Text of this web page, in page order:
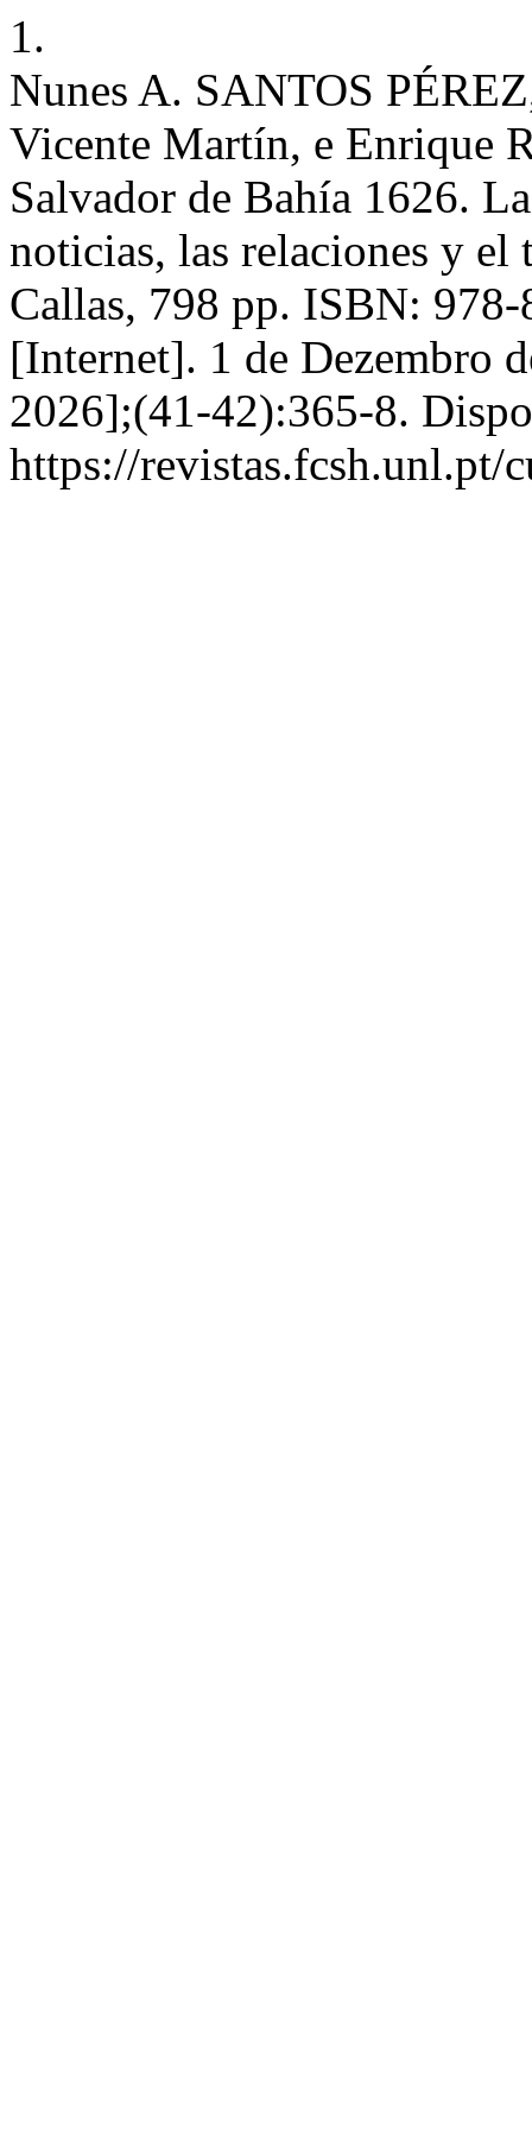
1.
Nunes A. SANTOS
Vicente Martín, e Enrique
Salvador de Bahía 1626.
noticias, las relaciones y
Callas, 798 pp. ISBN:
[Internet]. 1 de Dezembro
2026];(41-42):365-8.
https://revistas.fcsh.unl.pt/